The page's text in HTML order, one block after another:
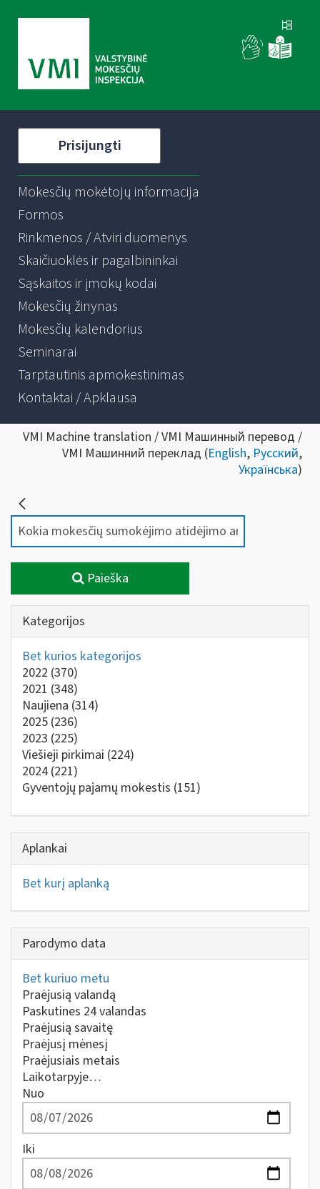
Prisijungti
Mokesčių mokėtojų informacija
Formos
Rinkmenos / Atviri duomenys
Skaičiuoklės ir pagalbininkai
Sąskaitos ir įmokų kodai
Mokesčių žinynas
Mokesčių kalendorius
Seminarai
Tarptautinis apmokestinimas
Kontaktai / Apklausa
VMI Machine translation / VMI Машинный перевод /
VMI Машинний переклад (English, Русский,
Українська)
Paieška
Kategorijos
Bet kurios kategorijos
2022 (370)
2021 (348)
Naujiena (314)
2025 (236)
2023 (225)
Viešieji pirkimai (224)
2024 (221)
Gyventojų pajamų mokestis (151)
Aplankai
Bet kurį aplanką
Parodymo data
Bet kuriuo metu
Praėjusią valandą
Paskutines 24 valandas
Praėjusią savaitę
Praėjusį mėnesį
Praėjusiais metais
Laikotarpyje…
Nuo
Iki